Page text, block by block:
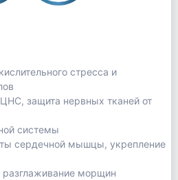
стресса и
защита нервных тканей от
системы
сердечной мышцы, укрепление
морщин